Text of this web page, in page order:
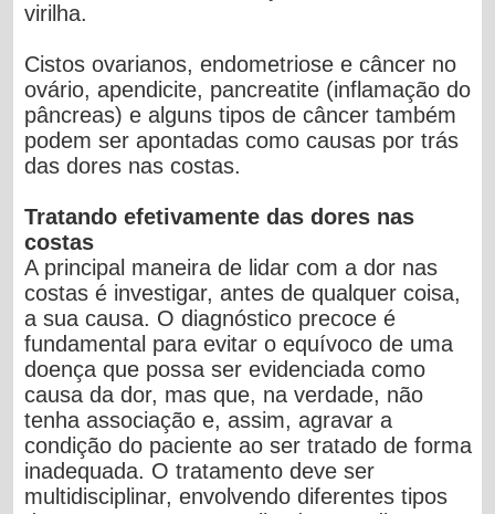
virilha.
Cistos ovarianos, endometriose e câncer no
ovário, apendicite, pancreatite (inflamação do
pâncreas) e alguns tipos de câncer também
podem ser apontadas como causas por trás
das dores nas costas.
Tratando efetivamente das dores nas
costas
A principal maneira de lidar com a dor nas
costas é investigar, antes de qualquer coisa,
a sua causa. O diagnóstico precoce é
fundamental para evitar o equívoco de uma
doença que possa ser evidenciada como
causa da dor, mas que, na verdade, não
tenha associação e, assim, agravar a
condição do paciente ao ser tratado de forma
inadequada. O tratamento deve ser
multidisciplinar, envolvendo diferentes tipos